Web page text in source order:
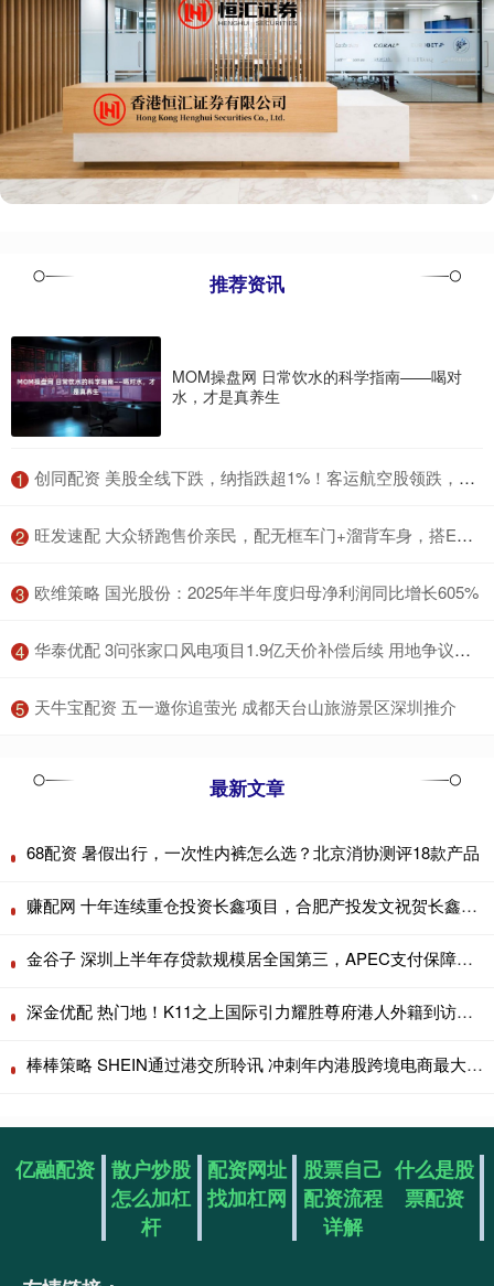
推荐资讯
MOM操盘网 日常饮水的科学指南——喝对
水，才是真养生
1 ​创同配资 美股全线下跌，纳指跌超1%！客运航空股领跌，国际油价大涨
2 ​旺发速配 大众轿跑售价亲民，配无框车门+溜背车身，搭EA888 20高功率引擎
3 ​欧维策略 国光股份：2025年半年度归母净利润同比增长605%
4 ​华泰优配 3问张家口风电项目1.9亿天价补偿后续 用地争议待解
5 ​天牛宝配资 五一邀你追萤光 成都天台山旅游景区深圳推介
最新文章
68配资 暑假出行，一次性内裤怎么选？北京消协测评18款产品
赚配网 十年连续重仓投资长鑫项目，合肥产投发文祝贺长鑫科技上市
金谷子 深圳上半年存贷款规模居全国第三，APEC支付保障全面升级
深金优配 热门地！K11之上国际引力耀胜尊府港人外籍到访即定创新高
棒棒策略 SHEIN通过港交所聆讯 冲刺年内港股跨境电商最大IPO
亿融配资 散户炒股
怎么加杠
杆
配资网址
找加杠网
股票自己
配资流程
详解
什么是股
票配资